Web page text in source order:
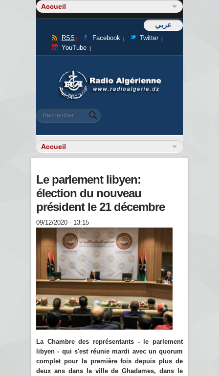
عربي
RSS Facebook
Twitter
YouTube
Formulaire de recherche
Rechercher
Le parlement libyen:
élection du nouveau
président le 21 décembre
09/12/2020 - 13:15
La Chambre des représentants - le parlement
libyen - qui s'est réunie mardi avec un quorum
complet pour la première fois depuis plus de
deux ans dans la ville de Ghadames, dans le